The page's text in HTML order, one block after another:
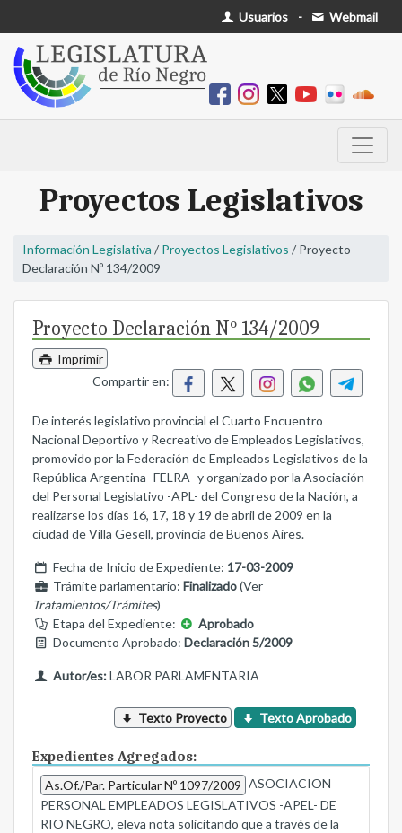
Usuarios - Webmail
Proyectos Legislativos
Información Legislativa / Proyectos Legislativos / Proyecto
Declaración Nº 134/2009
Proyecto Declaración Nº 134/2009
Imprimir
Compartir en:
De interés legislativo provincial el Cuarto Encuentro
Nacional Deportivo y Recreativo de Empleados Legislativos,
promovido por la Federación de Empleados Legislativos de la
República Argentina -FELRA- y organizado por la Asociación
del Personal Legislativo -APL- del Congreso de la Nación, a
realizarse los días 16, 17, 18 y 19 de abril de 2009 en la
ciudad de Villa Gesell, provincia de Buenos Aires.
Fecha de Inicio de Expediente: 17-03-2009
Trámite parlamentario: Finalizado(Ver
Tratamientos/Trámites)
Etapa del Expediente:
Aprobado
Documento Aprobado: Declaración 5/2009
Autor/es:LABOR PARLAMENTARIA
Texto Proyecto Texto Aprobado
Expedientes Agregados:
As.Of./Par. Particular Nº 1097/2009 ASOCIACION
PERSONAL EMPLEADOS LEGISLATIVOS -APEL- DE
RIO NEGRO, eleva nota solicitando que a través de la